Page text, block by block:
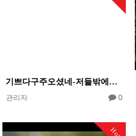
기쁘다구주오셨네-저들밖에한밤중에
관리자 0
Hot